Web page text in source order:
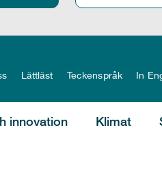
Lättläst Teckenspråk In
innovation Klimat